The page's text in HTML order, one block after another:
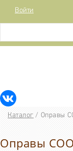
Войти
Каталог / Оправы
Оправы